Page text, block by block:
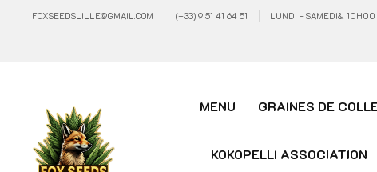
FOXSEEDSLILLE@GMAIL.COM (+33) 9 51 41 64 51 LUNDI - SAMEDI&
MENU GRAINES DE
KOKOPELLI ASSOCIATION